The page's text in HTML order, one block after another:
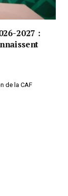
2027 :
de la CAF